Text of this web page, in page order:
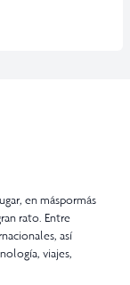
en máspormás
rato. Entre
así
viajes,